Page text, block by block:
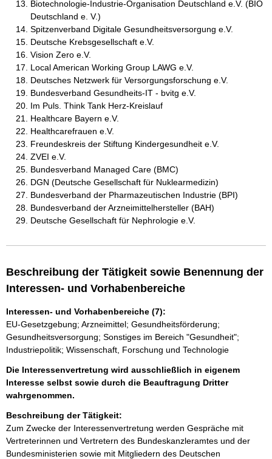
Biotechnologie-Industrie-Organisation Deutschland e.V. (BIO
Deutschland e. V.)
Spitzenverband Digitale Gesundheitsversorgung e.V.
Deutsche Krebsgesellschaft e.V.
Vision Zero e.V.
Local American Working Group LAWG e.V.
Deutsches Netzwerk für Versorgungsforschung e.V.
Bundesverband Gesundheits-IT - bvitg e.V.
Im Puls. Think Tank Herz-Kreislauf
Healthcare Bayern e.V.
Healthcarefrauen e.V.
Freundeskreis der Stiftung Kindergesundheit e.V.
ZVEI e.V.
Bundesverband Managed Care (BMC)
DGN (Deutsche Gesellschaft für Nuklearmedizin)
Bundesverband der Pharmazeutischen Industrie (BPI)
Bundesverband der Arzneimittelhersteller (BAH)
Deutsche Gesellschaft für Nephrologie e.V.
Beschreibung der Tätigkeit sowie Benennung der
Interessen- und Vorhabenbereiche
Interessen- und Vorhabenbereiche (7):
EU-Gesetzgebung; Arzneimittel; Gesundheitsförderung;
Gesundheitsversorgung; Sonstiges im Bereich "Gesundheit";
Industriepolitik; Wissenschaft, Forschung und Technologie
Die Interessenvertretung wird ausschließlich in eigenem
Interesse selbst sowie durch die Beauftragung Dritter
wahrgenommen.
Beschreibung der Tätigkeit:
Zum Zwecke der Interessenvertretung werden Gespräche mit
Vertreterinnen und Vertretern des Bundeskanzleramtes und der
Bundesministerien sowie mit Mitgliedern des Deutschen